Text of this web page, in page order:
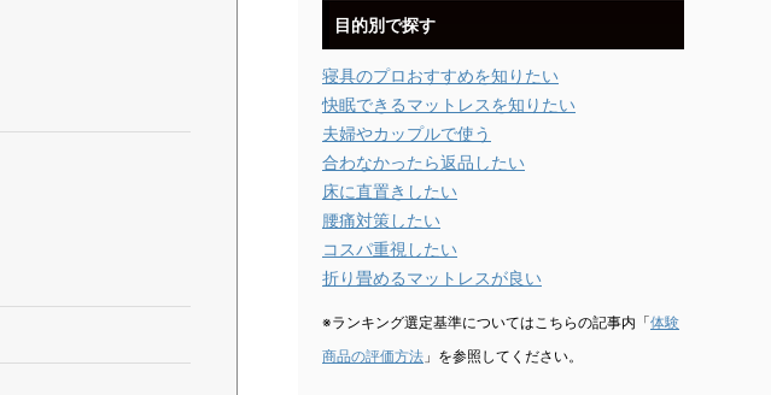
目的別で探す
寝具のプロおすすめを知りたい
快眠できるマットレスを知りたい
夫婦やカップルで使う
合わなかったら返品したい
床に直置きしたい
腰痛対策したい
コスパ重視したい
折り畳めるマットレスが良い
※ランキング選定基準についてはこちらの記事内「体験
商品の評価方法 」を参照してください。